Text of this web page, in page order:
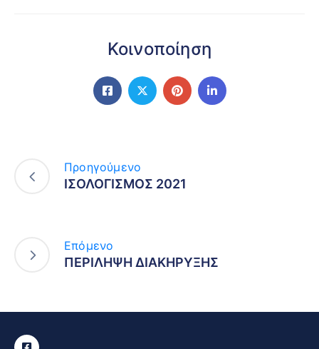
Κοινοποίηση
Προηγούμενο
ΙΣΟΛΟΓΙΣΜΟΣ 2021
Επόμενο
ΠΕΡΙΛΗΨΗ ΔΙΑΚΗΡΥΞΗΣ